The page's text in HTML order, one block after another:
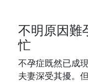
不明原因難
忙
不孕症既然已成
夫妻深受其擾。